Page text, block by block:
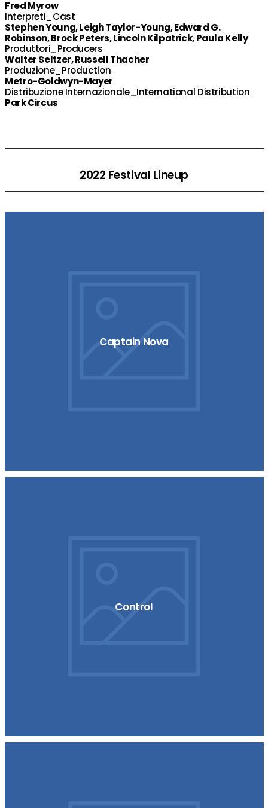
Fred Myrow
Interpreti_Cast
Stephen Young, Leigh Taylor-Young, Edward G.
Robinson, Brock Peters, Lincoln Kilpatrick, Paula Kelly
Produttori_Producers
Walter Seltzer, Russell Thacher
Produzione_Production
Metro-Goldwyn-Mayer
Distribuzione Internazionale_International Distribution
Park Circus
2022 Festival Lineup
Captain Nova
Control